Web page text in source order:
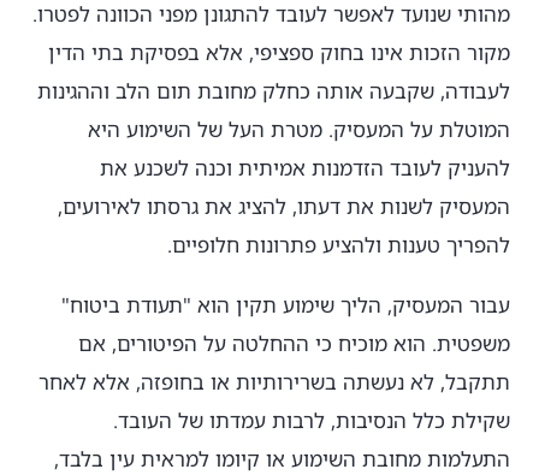
מהותי שנועד לאפשר לעובד להתגונן מפני הכוונה לפטרו.
מקור הזכות אינו בחוק ספציפי, אלא בפסיקת בתי הדין
לעבודה, שקבעה אותה כחלק מחובת תום הלב וההגינות
המוטלת על המעסיק. מטרת העל של השימוע היא
להעניק לעובד הזדמנות אמיתית וכנה לשכנע את
המעסיק לשנות את דעתו, להציג את גרסתו לאירועים,
להפריך טענות ולהציע פתרונות חלופיים.
עבור המעסיק, הליך שימוע תקין הוא "תעודת ביטוח"
משפטית. הוא מוכיח כי ההחלטה על הפיטורים, אם
תתקבל, לא נעשתה בשרירותיות או בחופזה, אלא לאחר
שקילת כלל הנסיבות, לרבות עמדתו של העובד.
התעלמות מחובת השימוע או קיומו למראית עין בלבד,